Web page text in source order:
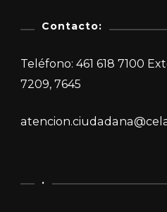
Contacto:
Teléfono: 461 618 7100
7209, 7645
.